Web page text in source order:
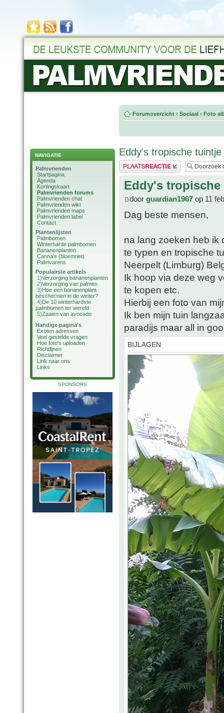
NAVIGATIE
Palmvrienden
Startpagina
Agenda
Kortingskaart
Palmvrienden forums
Palmvrienden chat
Palmvrienden wiki
Palmvrienden maps
Palmvrienden label
Contact
Plantenlijsten
Palmbomen
Winterharde palmbomen
Bananenplanten
Canna's (bloemriet)
Palmvarens
Populairste artikels
1)Verzorging bananenplanten
2)Verzorging van palmen
3)Hoe een bananenplant
beschermen in de winter?
4)De 10 winterhardste
palmbomen ter wereld
5)Zaaien van avocado
Handige pagina's
Exoten adressen
Veel gestelde vragen
Hoe foto's uploaden
Richtlijnen
Disclaimer
Link naar ons
Links
SPONSORS
Forumoverzicht ‹ Sociaal ‹ Foto
Eddy's tropische
Plaats een reactie
Eddy's
door guardian1967 op 11
Dag beste mensen,
na lang zoeken heb ik
te typen en tropische
Neerpelt (Limburg)
Ik hoop via deze weg
te kopen etc.
Hierbij een foto van
Ik ben mijn tuin
paradijs maar all in
BIJLAGEN